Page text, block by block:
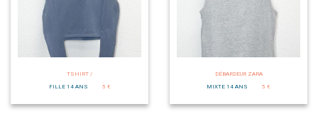
TSHIRT /
FILLE 14 ANS
5 €
DÉBARDEUR ZARA
MIXTE 14 ANS
5 €